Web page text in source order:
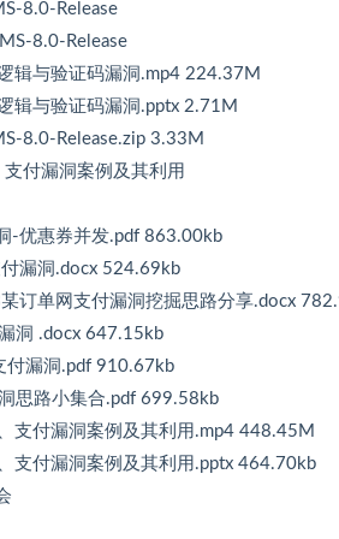
8.0-Release
8.0-Release
辑与验证码漏洞.mp4 224.37M
辑与验证码漏洞.pptx 2.71M
8.0-Release.zip 3.33M
付漏洞案例及其利用
-优惠券并发.pdf 863.00kb
漏洞.docx 524.69kb
订单网支付漏洞挖掘思路分享.docx
洞 .docx 647.15kb
付漏洞.pdf 910.67kb
思路小集合.pdf 699.58kb
支付漏洞案例及其利用.mp4 448.45M
支付漏洞案例及其利用.pptx 464.70kb